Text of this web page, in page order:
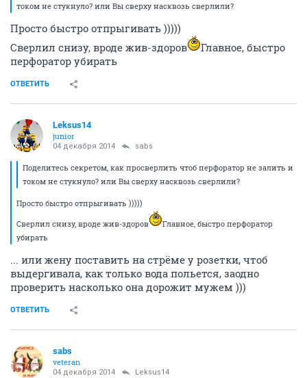
током не стукнуло? или Вы сверху насквозь сверлили?
Просто быстро отпрыгивать )))))
Сверлил снизу, вроде жив-здоров
Главное, быстро
перфоратор убирать
ОТВЕТИТЬ
Leksus14
junior
04 декабря 2014 sabs
Поделитесь секретом, как просверлить чтоб перфоратор не залить и
током не стукнуло? или Вы сверху насквозь сверлили?
Просто быстро отпрыгивать )))))
Сверлил снизу, вроде жив-здоров
Главное, быстро перфоратор
убирать
... или жену поставить на стрёме у розетки, чтоб
выдергивала, как только вода польется, заодно
проверить насколько она дорожит мужем )))
ОТВЕТИТЬ
sabs
veteran
04 декабря 2014 Leksus14